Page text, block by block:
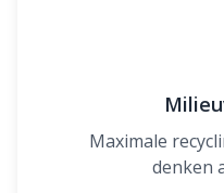
Maximale
denken